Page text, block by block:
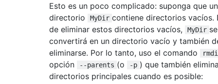
Esto es un poco complicado: suponga que un
directorio
MyDir contiene directorios vacíos.
de eliminar estos directorios vacíos,
MyDir se
convertirá en un directorio vacío y también
eliminarse. Por lo tanto, uso el comando
opción --parents (o -p ) que también
directorios principales cuando es posible: